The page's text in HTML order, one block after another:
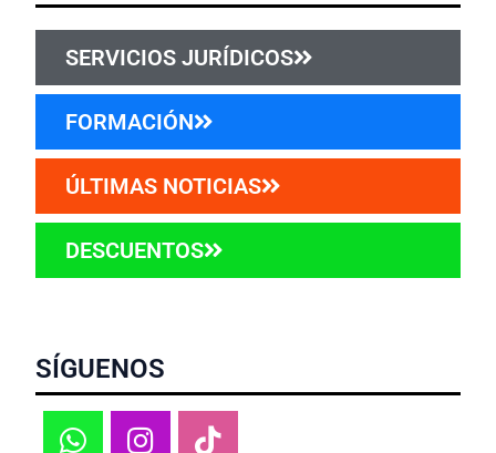
SERVICIOS JURÍDICOS
FORMACIÓN
ÚLTIMAS NOTICIAS
DESCUENTOS
SÍGUENOS